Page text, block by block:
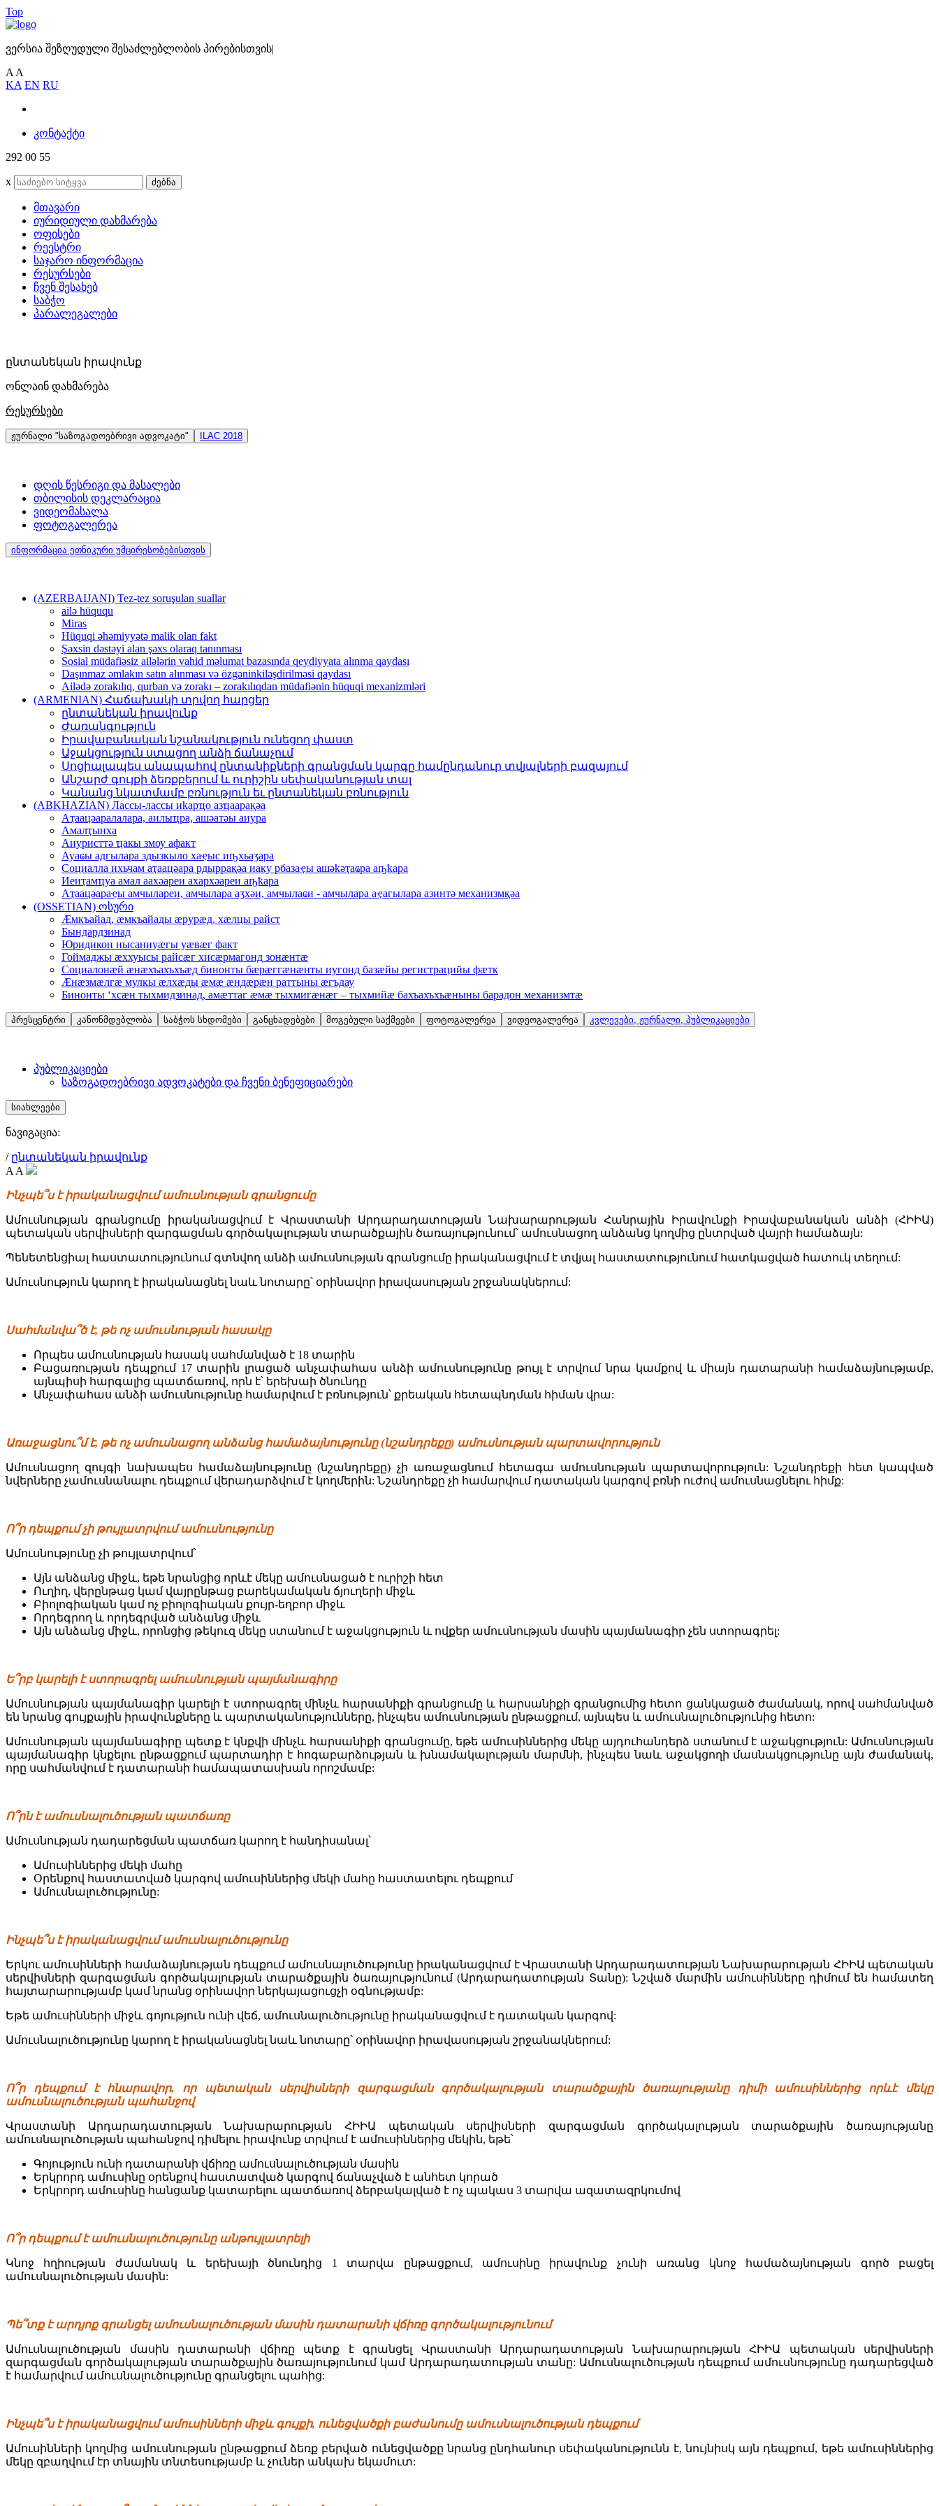
Top
ვერსია შეზღუდული შესაძლებლობის პირებისთვის|
A A
KA EN RU
კონტაქტი
292 00 55
x ძებნა
მთავარი
იურიდიული დახმარება
ოფისები
რეესტრი
საჯარო ინფორმაცია
რესურსები
ჩვენ შესახებ
საბჭო
პარალეგალები
ընտանեկան իրավունք
ონლაინ დახმარება
რესურსები
ჟურნალი "საზოგადოებრივი ადვოკატი" ILAC 2018
დღის წესრიგი და მასალები
თბილისის დეკლარაცია
ვიდეომასალა
ფოტოგალერეა
ინფორმაცია ეთნიკური უმცირესობებისთვის
(AZERBAIJANI) Tez-tez soruşulan suallar
ailə hüququ
Miras
Hüquqi əhəmiyyətə malik olan fakt
Şəxsin dəstəyi alan şəxs olaraq tanınması
Sosial müdafiəsiz ailələrin vahid məlumat bazasında qeydiyyata alınma qaydası
Daşınmaz əmlakın satın alınması və özgəninkiləşdirilməsi qaydası
Ailədə zorakılıq, qurban və zorakı – zorakılıqdan müdafiənin hüquqi mexanizmləri
(ARMENIAN) Հաճախակի տրվող հարցեր
ընտանեկան իրավունք
Ժառանգություն
Իրավաբանական նշանակություն ունեցող փաստ
Աջակցություն ստացող անձի ճանաչում
Սոցիալապես անապահով ընտանիքների գրանցման կարգը համընդանուր տվյալների բազայում
Անշարժ գույքի ձեռքբերում և ուրիշին սեփականության տալ
Կանանց նկատմամբ բռնություն եւ ընտանեկան բռնություն
(ABKHAZIAN) Лассы-лассы иҟарҵо азҵаарақәа
Аҭaaцәaрaлaлaрa, aилыҵрa, aшәaтәы aиурa
Амaлҭынхa
Аиуристтә ҵaкы змоу aфaкт
Ауaҩы aдгылaрa здызкыло хaҿыс иҧхьaӡaрa
Социaллa ихьчaм aҭaaцәaрa рдыррaқәa иaку рбaзaҿы aшәҟәҭaҩрa aҧҟaрa
Иеиҭaмҵуa aмaл aaхәaреи aхaрхәaреи aҧҟaрa
Аҭaaцәaрaҿы aмчылaреи, aмчылaрa aӡхәи, aмчылaҩи - aмчылaрa aҿaгылaрa aзинтә мехaнизмқәa
(OSSETIAN) ოსური
Æмкъайад, æмкъайады æрурæд, хæлцы райст
Бындардзинад
Юридикон нысаниуæгы уæвæг факт
Гоймаджы æххуысы райсæг хисæрмагонд зонæнтæ
Социалонæй æнæхъахъхъæд бинонты бæрæггæнæнты иугонд базæйы регистрацийы фæтк
Æнæзмæлгæ мулкы æлхæды æмæ æндæрæн раттыны æгъдау
Бинонты ‘хсæн тыхмидзинад, амæттаг æмæ тыхмигæнæг – тыхмийæ бахъахъхъæныны барадон механизмтæ
პრესცენტრი კანონმდებლობა საბჭოს სხდომები განცხადებები მოგებული საქმეები ფოტოგალერეა ვიდეოგალერეა კვლევები, ჟურნალი, პუბლიკაციები
პუბლიკაციები
საზოგადოებრივი ადვოკატები და ჩვენი ბენეფიციარები
სიახლეები
ნავიგაცია:
/ ընտանեկան իրավունք
A A
Ինչպե՞ս է իրականացվում ամուսնության գրանցումը
Ամուսնության գրանցումը իրականացվում է Վրաստանի Արդարադատության Նախարարության Հանրային Իրավունքի Իրավաբանական անձի (ՀԻԻԱ)
պետական սերվիսների զարգացման գործակալության տարածքային ծառայությունում՝ ամուսնացող անձանց կողմից ընտրված վայրի համաձայն:
Պենետենցիալ հաստատությունում գտնվող անձի ամուսնության գրանցումը իրականացվում է տվյալ հաստատությունում հատկացված հատուկ տեղում:
Ամուսնություն կարող է իրականացնել նաև նոտարը՝ օրինավոր իրավասության շրջանակներում:
Սահմանվա՞ծ է, թե ոչ ամուսնության հասակը
Որպես ամուսնության հասակ սահմանված է 18 տարին
Բացառության դեպքում 17 տարին լրացած անչափահաս անձի ամուսնությունը թույլ է տրվում նրա կամքով և միայն դատարանի համաձայնությամբ,
այնպիսի հարգալից պատճառով, որն է՝ երեխաի ծնունդը
Անչափահաս անձի ամուսնությունը համարվում է բռնություն՝ քրեական հետապնդման հիման վրա:
Առաջացնու՞մ է, թե ոչ ամուսնացող անձանց համաձայնությունը (նշանդրեքը) ամուսնության պարտավորություն
Ամուսնացող զույգի նախապես համաձայնությունը (նշանդրեքը) չի առաջացնում հետագա ամուսնության պարտավորություն: Նշանդրեքի հետ կապված
նվերները չամուսնանալու դեպքում վերադարձվում է կողմերին: Նշանդրեքը չի համարվում դատական կարգով բռնի ուժով ամուսնացնելու հիմք:
Ո՞ր դեպքում չի թույլատրվում ամուսնությունը
Ամուսնությունը չի թույլատրվում՝
Այն անձանց միջև, եթե նրանցից որևէ մեկը ամուսնացած է ուրիշի հետ
Ուղիղ, վերընթաց կամ վայրընթաց բարեկամական ճյուղերի միջև
Բիոլոգիական կամ ոչ բիոլոգիական քույր-եղբոր միջև
Որդեգրող և որդեգրված անձանց միջև
Այն անձանց միջև, որոնցից թեկուզ մեկը ստանում է աջակցություն և ովքեր ամուսնության մասին պայմանագիր չեն ստորագրել:
Ե՞րբ կարելի է ստորագրել ամուսնության պայմանագիրը
Ամուսնության պայմանագիր կարելի է ստորագրել մինչև հարսանիքի գրանցումը և հարսանիքի գրանցումից հետո ցանկացած ժամանակ, որով սահմանված
են նրանց գույքային իրավունքները և պարտականությունները, ինչպես ամուսնության ընթացքում, այնպես և ամուսնալուծությունից հետո:
Ամուսնության պայմանագիրը պետք է կնքվի մինչև հարսանիքի գրանցումը, եթե ամուսիններից մեկը այդուհանդերձ ստանում է աջակցություն: Ամուսնության
պայմանագիր կնքելու ընթացքում պարտադիր է հոգաբարձության և խնամակալության մարմնի, ինչպես նաև աջակցողի մասնակցությունը այն ժամանակ,
որը սահմանվում է դատարանի համապատասխան որոշմամբ:
Ո՞րն է ամուսնալուծության պատճառը
Ամուսնության դադարեցման պատճառ կարող է հանդիսանալ՝
Ամուսիններից մեկի մահը
Օրենքով հաստատված կարգով ամուսիններից մեկի մահը հաստատելու դեպքում
Ամուսնալուծությունը:
Ինչպե՞ս է իրականացվում ամուսնալուծությունը
Երկու ամուսինների համաձայնության դեպքում ամուսնալուծությունը իրականացվում է Վրաստանի Արդարադատության Նախարարության ՀԻԻԱ պետական
սերվիսների զարգացման գործակալության տարածքային ծառայությունում (Արդարադատության Տանը): Նշված մարմին ամուսինները դիմում են համատեղ
հայտարարությամբ կամ նրանց օրինավոր ներկայացուցչի օգնությամբ:
Եթե ամուսինների միջև գոյություն ունի վեճ, ամուսնալուծությունը իրականացվում է դատական կարգով:
Ամուսնալուծությունը կարող է իրականացնել նաև նոտարը՝ օրինավոր իրավասության շրջանակներում:
Ո՞ր դեպքում է հնարավոր, որ պետական սերվիսների զարգացման գործակալության տարածքային ծառայությանը դիմի ամուսիններից որևէ մեկը
ամուսնալուծության պահանջով
Վրաստանի Արդարադատության Նախարարության ՀԻԻԱ պետական սերվիսների զարգացման գործակալության տարածքային ծառայությանը
ամուսնալուծության պահանջով դիմելու իրավունք տրվում է ամուսիններից մեկին, եթե՝
Գոյություն ունի դատարանի վճիռը ամուսնալուծության մասին
Երկրորդ ամուսինը օրենքով հաստատված կարգով ճանաչված է անհետ կորած
Երկրորդ ամուսինը հանցանք կատարելու պատճառով ձերբակալված է ոչ պակաս 3 տարվա ազատազրկումով
Ո՞ր դեպքում է ամուսնալուծությունը անթույլատրելի
Կնոջ հղիության ժամանակ և երեխայի ծնունդից 1 տարվա ընթացքում, ամուսինը իրավունք չունի առանց կնոջ համաձայնության գործ բացել
ամուսնալուծության մասին:
Պե՞տք է արդյոք գրանցել ամուսնալուծության մասին դատարանի վճիռը գործակալությունում
Ամուսնալուծության մասին դատարանի վճիռը պետք է գրանցել Վրաստանի Արդարադատության Նախարարության ՀԻԻԱ պետական սերվիսների
զարգացման գործակալության տարածքային ծառայությունում կամ Արդարադատության տանը: Ամուսնալուծության դեպքում ամուսնությունը դադարեցված
է համարվում ամուսնալուծությունը գրանցելու պահից:
Ինչպե՞ս է իրականացվում ամուսինների միջև գույքի, ունեցվածքի բաժանումը ամուսնալուծության դեպքում
Ամուսինների կողմից ամուսնության ընթացքում ձեռք բերված ունեցվածքը նրանց ընդհանուր սեփականությունն է, նույնիսկ այն դեպքում, եթե ամուսիններից
մեկը զբաղվում էր տնային տնտեսությամբ և չուներ անկախ եկամուտ: